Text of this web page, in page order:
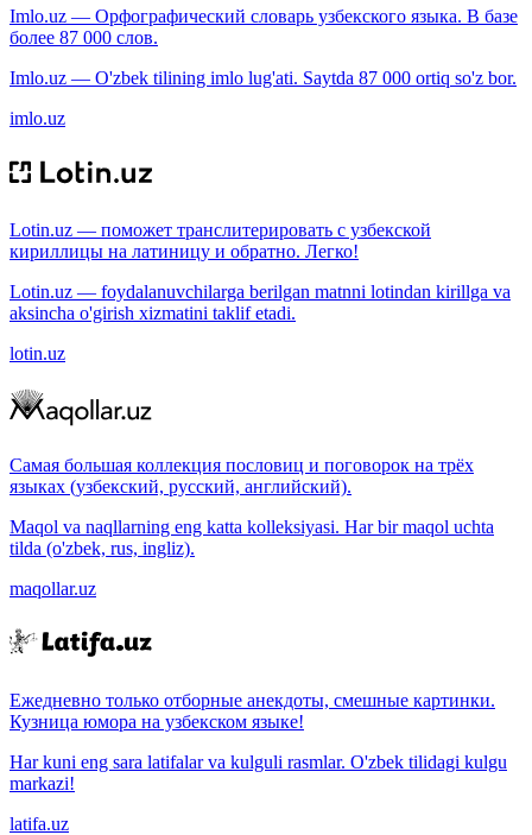
Imlo.uz — Орфографический словарь узбекского языка. В базе
более 87 000 слов.
Imlo.uz — O'zbek tilining imlo lug'ati. Saytda 87 000 ortiq so'z bor.
imlo.uz
Lotin.uz — поможет транслитерировать с узбекской
кириллицы на латиницу и обратно. Легко!
Lotin.uz — foydalanuvchilarga berilgan matnni lotindan kirillga va
aksincha o'girish xizmatini taklif etadi.
lotin.uz
Самая большая коллекция пословиц и поговорок на трёх
языках (узбекский, русский, английский).
Maqol va naqllarning eng katta kolleksiyasi. Har bir maqol uchta
tilda (o'zbek, rus, ingliz).
maqollar.uz
Ежедневно только отборные анекдоты, смешные картинки.
Кузница юмора на узбекском языке!
Har kuni eng sara latifalar va kulguli rasmlar. O'zbek tilidagi kulgu
markazi!
latifa.uz